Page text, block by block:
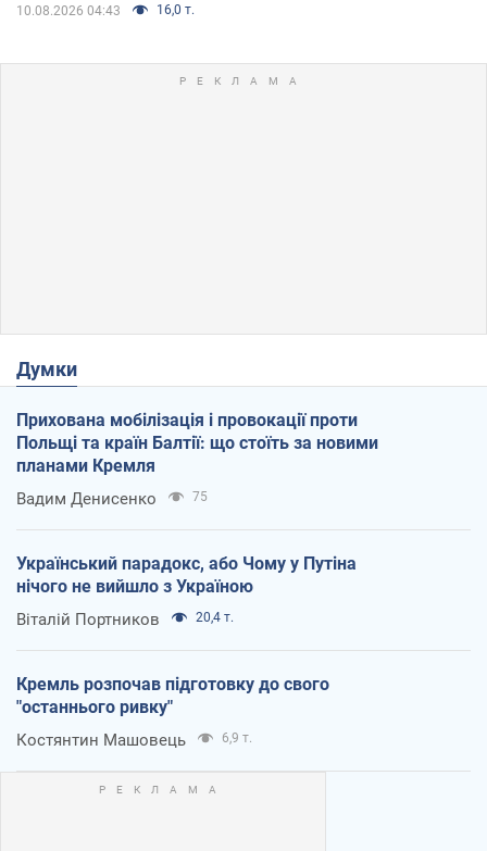
10.08.2026 04:43 16,0 т.
Думки
Прихована мобілізація і провокації проти
Польщі та країн Балтії: що стоїть за новими
планами Кремля
Вадим Денисенко 75
Український парадокс, або Чому у Путіна
нічого не вийшло з Україною
Віталій Портников 20,4 т.
Кремль розпочав підготовку до свого
"останнього ривку"
Костянтин Машовець 6,9 т.